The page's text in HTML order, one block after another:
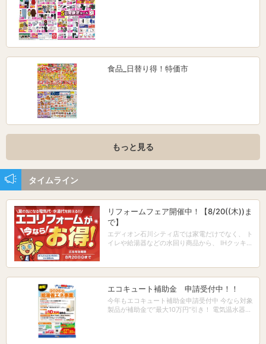
食品_日替り得！特価市
もっと見る
タイムライン
リフォームフェア開催中！【8/20((木))ま
で】
エディオン石川シティ店では家電だけでなく、 ト
イレや給湯器などの水回り商品から、 IHクッキン
ております。 今なら8/20まで、『エコリフォー
ムフェア』を 開催中です。 フェア限定特典※1や
無金利ローン※2などに加え、 安心の『最大10年
保証※3』も付いてきます！ お見積もりは無料で
すので、ぜひお気軽に ご相談ください！ お客様
のご来店をお待ちしています！！ ※1 フェア限定
エコキュート補助金 申請受付中！！
今年もエコキュート補助金申請受付中 今なら対象
製品が補助金で’’最大10万円’’引き！ 電気温水器か